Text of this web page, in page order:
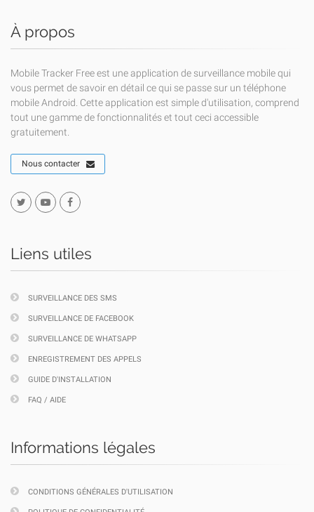
À propos
Mobile Tracker Free est une application de surveillance mobile qui
vous permet de savoir en détail ce qui se passe sur un téléphone
mobile Android. Cette application est simple d'utilisation, comprend
tout une gamme de fonctionnalités et tout ceci accessible
gratuitement.
Nous contacter
Liens utiles
SURVEILLANCE DES SMS
SURVEILLANCE DE FACEBOOK
SURVEILLANCE DE WHATSAPP
ENREGISTREMENT DES APPELS
GUIDE D'INSTALLATION
FAQ / AIDE
Informations légales
CONDITIONS GÉNÉRALES D'UTILISATION